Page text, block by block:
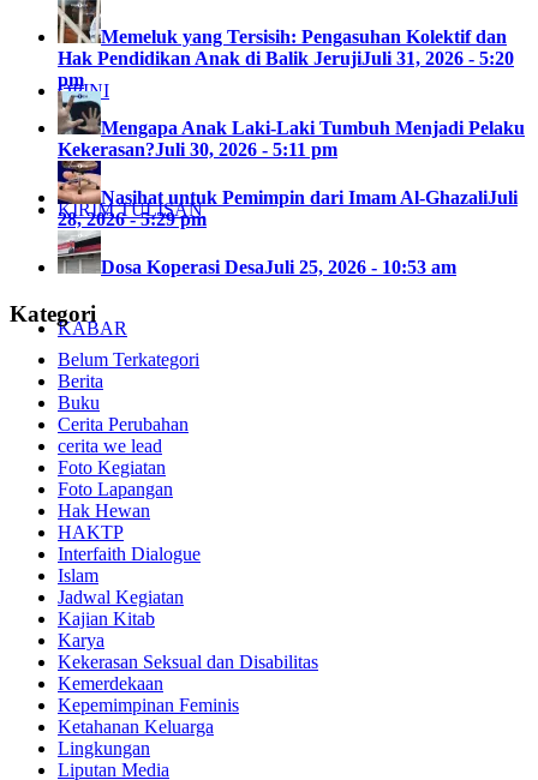
OPINI
KIRIM TULISAN
KABAR
Memeluk yang Tersisih: Pengasuhan Kolektif dan
Hak Pendidikan Anak di Balik JerujiJuli 31, 2026 - 5:20
pm
Mengapa Anak Laki-Laki Tumbuh Menjadi Pelaku
Kekerasan?Juli 30, 2026 - 5:11 pm
Nasihat untuk Pemimpin dari Imam Al-GhazaliJuli
28, 2026 - 5:29 pm
Dosa Koperasi DesaJuli 25, 2026 - 10:53 am
Kategori
Belum Terkategori
Berita
Buku
Cerita Perubahan
cerita we lead
Foto Kegiatan
Foto Lapangan
Hak Hewan
HAKTP
Interfaith Dialogue
Islam
Jadwal Kegiatan
Kajian Kitab
Karya
Kekerasan Seksual dan Disabilitas
Kemerdekaan
Kepemimpinan Feminis
Ketahanan Keluarga
Lingkungan
Liputan Media